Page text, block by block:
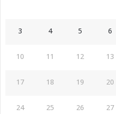
3 4 5 6
10 11 12 13
17 18 19 20
24 25 26 27